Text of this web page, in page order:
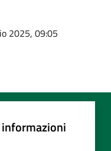
2025, 09:05
informazioni